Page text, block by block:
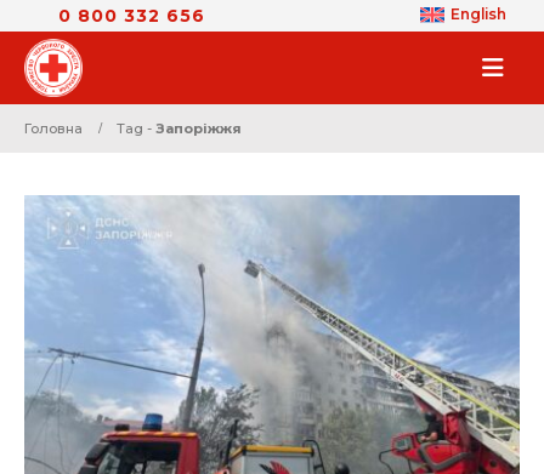
0 800 332 656 English
Головна Tag - Запоріжжя